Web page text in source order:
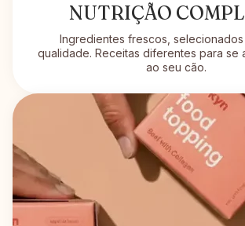
NUTRIÇÃO
Ingredientes frescos,
qualidade. Receitas diferentes para se
ao seu cão.